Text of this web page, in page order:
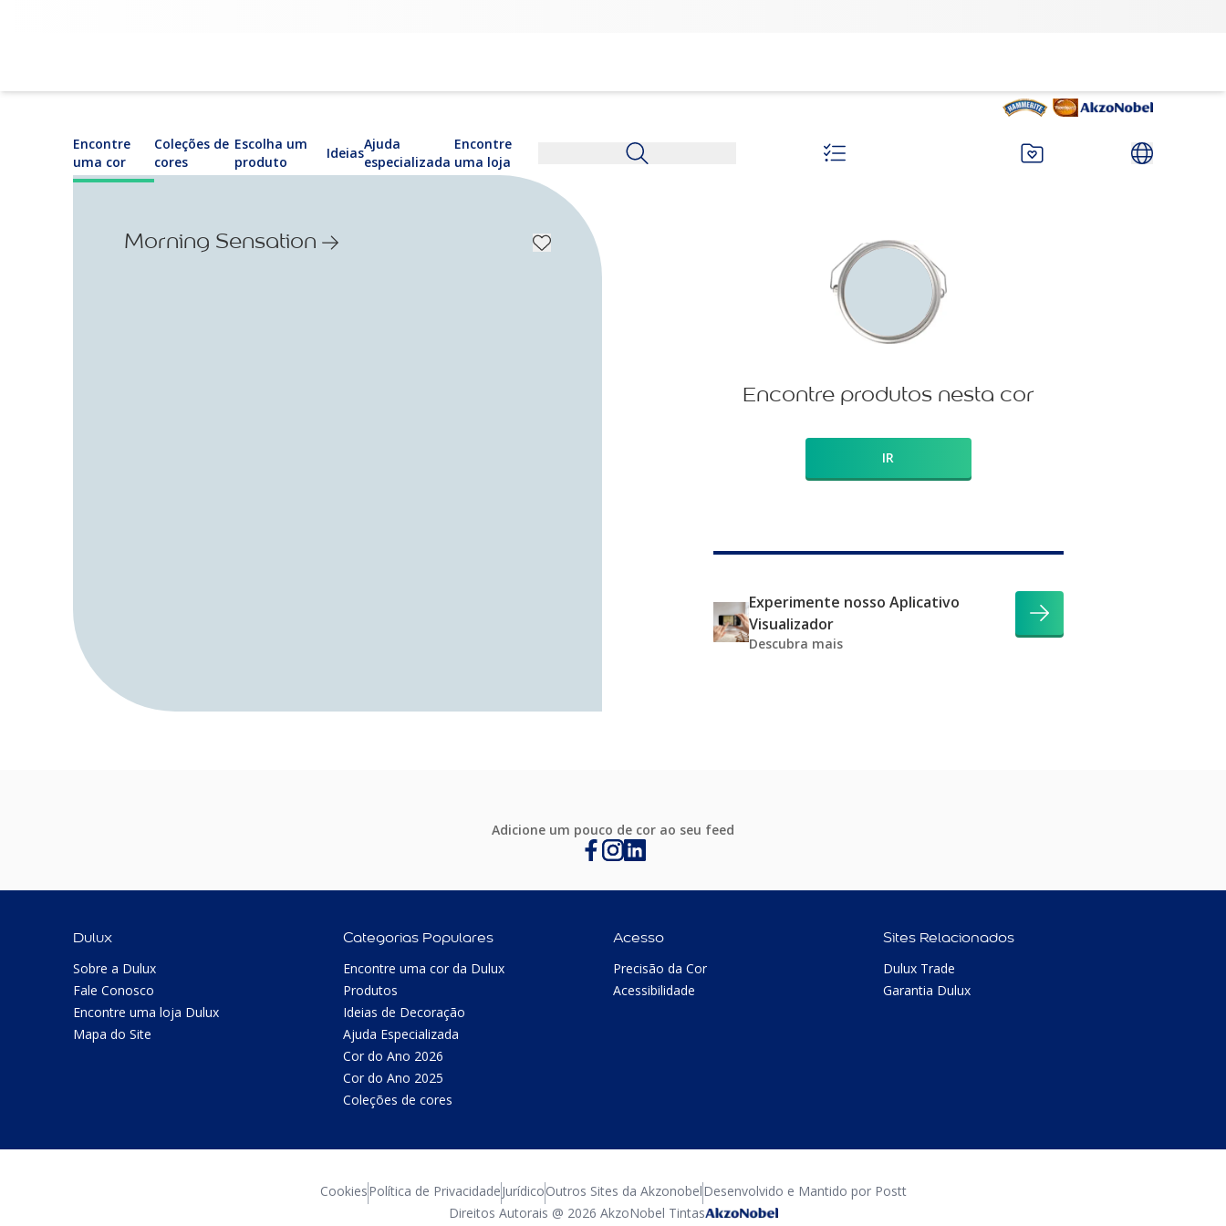
Encontre
uma cor
Coleções de
cores
Escolha um
produto
Ideias
Ajuda
especializada
Encontre
uma loja
Morning Sensation
Encontre produtos nesta cor
IR
Experimente nosso Aplicativo
Visualizador
Descubra mais
Adicione um pouco de cor ao seu feed
Dulux
Sobre a Dulux
Fale Conosco
Encontre uma loja Dulux
Mapa do Site
Categorias Populares
Encontre uma cor da Dulux
Produtos
Ideias de Decoração
Ajuda Especializada
Cor do Ano 2026
Cor do Ano 2025
Coleções de cores
Acesso
Precisão da Cor
Acessibilidade
Sites Relacionados
Dulux Trade
Garantia Dulux
CookiesPolítica de PrivacidadeJurídicoOutros Sites da AkzonobelDesenvolvido e Mantido por Postt
Direitos Autorais @ 2026 AkzoNobel Tintas